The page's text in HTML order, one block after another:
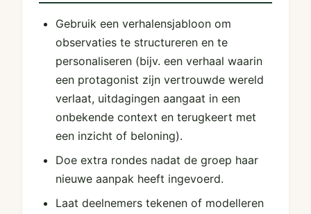
Gebruik een verhalensjabloon om
observaties te structureren en te
personaliseren (bijv. een verhaal waarin
een protagonist zijn vertrouwde wereld
verlaat, uitdagingen aangaat in een
onbekende context en terugkeert met
een inzicht of beloning).
Doe extra rondes nadat de groep haar
nieuwe aanpak heeft ingevoerd.
Laat deelnemers tekenen of modelleren